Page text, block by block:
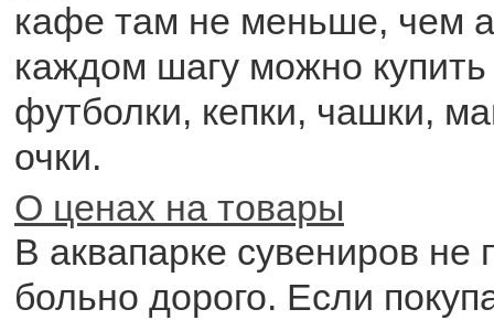
кафе там не меньше, чем
каждом шагу можно
футболки, кепки, чашки,
очки.
О ценах на товары
В аквапарке сувениров не
больно дорого. Если